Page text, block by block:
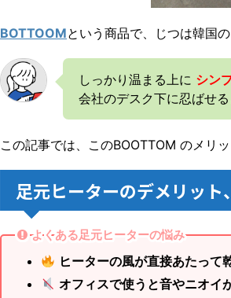
BOTTOOMという商品で、じつは韓国
しっかり温まる上に シン
会社のデスク下に忍ばせる
この記事では、このBOOTTOM のメリ
足元ヒーターのデメリッ
よくある足元ヒーターの悩み
ヒーターの風が直接あたって
オフィスで使うと音やニオイ